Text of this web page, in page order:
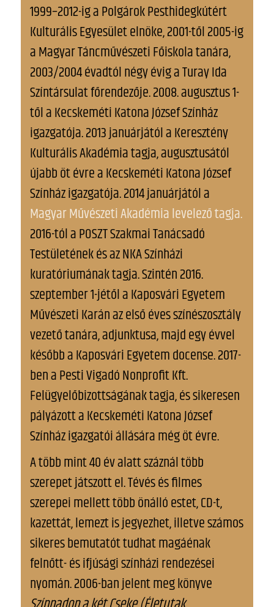
1999–2012-ig a Polgárok Pesthidegkútért
Kulturális Egyesület elnöke, 2001-től 2005-ig
a Magyar Táncművészeti Főiskola tanára,
2003/2004 évadtól négy évig a Turay Ida
Színtársulat főrendezője. 2008. augusztus 1-
től a Kecskeméti Katona József Színház
igazgatója. 2013 januárjától a Keresztény
Kulturális Akadémia tagja, augusztusától
újabb öt évre a Kecskeméti Katona József
Színház igazgatója. 2014 januárjától a
Magyar Művészeti Akadémia levelező tagja.
2016-tól a POSZT Szakmai Tanácsadó
Testületének és az NKA Színházi
kuratóriumának tagja. Szintén 2016.
szeptember 1-jétől a Kaposvári Egyetem
Művészeti Karán az első éves színészosztály
vezető tanára, adjunktusa, majd egy évvel
később a Kaposvári Egyetem docense. 2017-
ben a Pesti Vigadó Nonprofit Kft.
Felügyelőbizottságának tagja, és sikeresen
pályázott a Kecskeméti Katona József
Színház igazgatói állására még öt évre.
A több mint 40 év alatt száznál több
szerepet játszott el. Tévés és filmes
szerepei mellett több önálló estet, CD-t,
kazettát, lemezt is jegyezhet, illetve számos
sikeres bemutatót tudhat magáénak
felnőtt- és ifjúsági színházi rendezései
nyomán. 2006-ban jelent meg könyve